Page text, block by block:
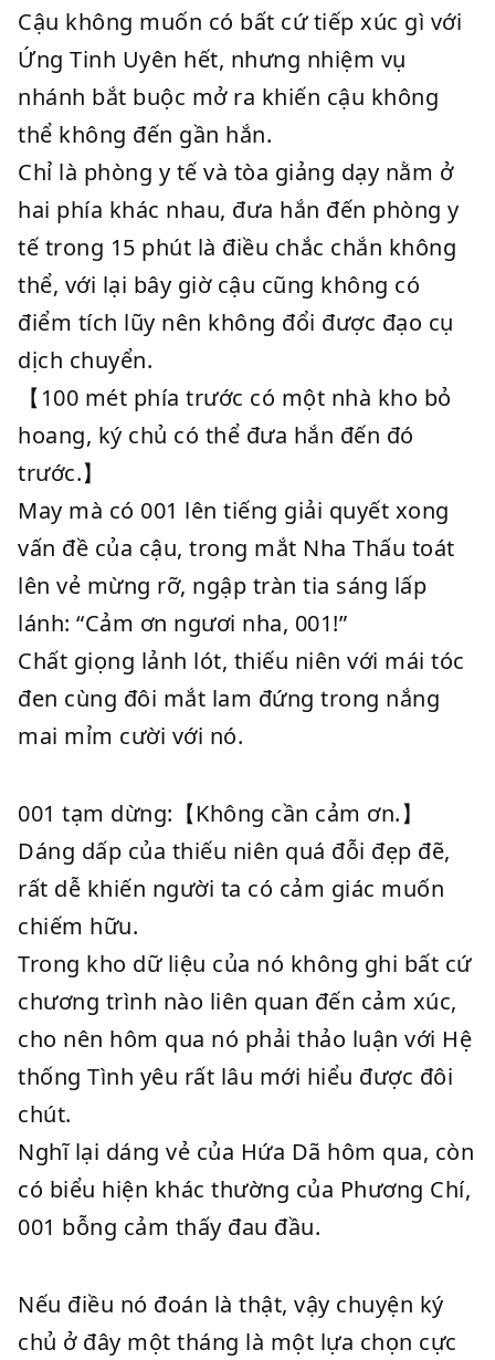
Cậu không muốn có bất cứ tiếp xúc gì với
Ứng Tinh Uyên hết, nhưng nhiệm vụ
nhánh bắt buộc mở ra khiến cậu không
thể không đến gần hắn.
Chỉ là phòng y tế và tòa giảng dạy nằm ở
hai phía khác nhau, đưa hắn đến phòng y
tế trong 15 phút là điều chắc chắn không
thể, với lại bây giờ cậu cũng không có
điểm tích lũy nên không đổi được đạo cụ
dịch chuyển.
【100 mét phía trước có một nhà kho bỏ
hoang, ký chủ có thể đưa hắn đến đó
trước.】
May mà có 001 lên tiếng giải quyết xong
vấn đề của cậu, trong mắt Nha Thấu toát
lên vẻ mừng rỡ, ngập tràn tia sáng lấp
lánh: “Cảm ơn ngươi nha, 001!”
Chất giọng lảnh lót, thiếu niên với mái tóc
đen cùng đôi mắt lam đứng trong nắng
mai mỉm cười với nó.
001 tạm dừng:【Không cần cảm ơn.】
Dáng dấp của thiếu niên quá đỗi đẹp đẽ,
rất dễ khiến người ta có cảm giác muốn
chiếm hữu.
Trong kho dữ liệu của nó không ghi bất cứ
chương trình nào liên quan đến cảm xúc,
cho nên hôm qua nó phải thảo luận với Hệ
thống Tình yêu rất lâu mới hiểu được đôi
chút.
Nghĩ lại dáng vẻ của Hứa Dã hôm qua, còn
có biểu hiện khác thường của Phương Chí,
001 bỗng cảm thấy đau đầu.
Nếu điều nó đoán là thật, vậy chuyện ký
chủ ở đây một tháng là một lựa chọn cực